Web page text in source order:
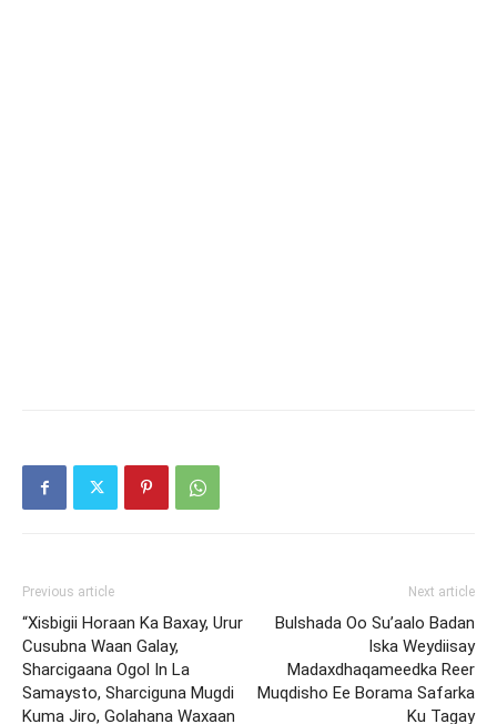
Previous article
“Xisbigii Horaan Ka Baxay, Urur
Cusubna Waan Galay,
Sharcigaana Ogol In La
Samaysto, Sharciguna Mugdi
Kuma Jiro, Golahana Waxaan
Next article
Bulshada Oo Su’aalo Badan
Iska Weydiisay
Madaxdhaqameedka Reer
Muqdisho Ee Borama Safarka
Ku Tagay